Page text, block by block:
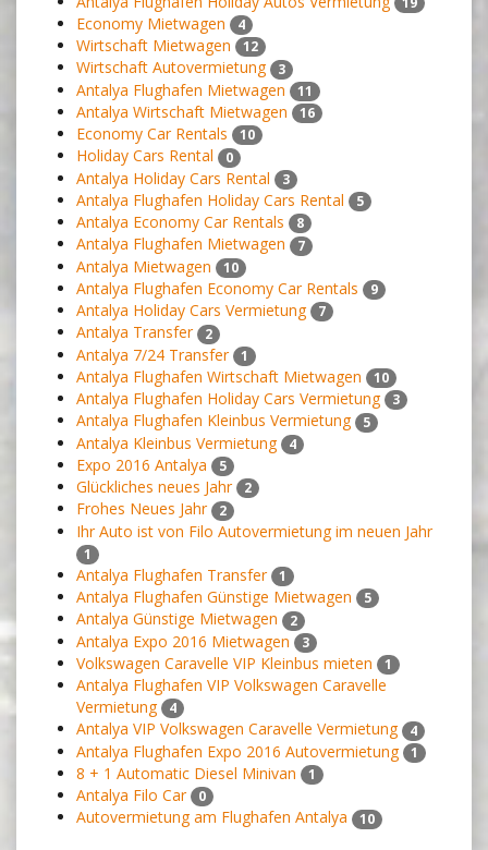
Economy Mietwagen 4
Wirtschaft Mietwagen 12
Wirtschaft Autovermietung 3
Antalya Flughafen Mietwagen 11
Antalya Wirtschaft Mietwagen 16
Economy Car Rentals 10
Holiday Cars Rental 0
Antalya Holiday Cars Rental 3
Antalya Flughafen Holiday Cars Rental 5
Antalya Economy Car Rentals 8
Antalya Flughafen Mietwagen 7
Antalya Mietwagen 10
Antalya Flughafen Economy Car Rentals 9
Antalya Holiday Cars Vermietung 7
Antalya Transfer 2
Antalya 7/24 Transfer 1
Antalya Flughafen Wirtschaft Mietwagen 10
Antalya Flughafen Holiday Cars Vermietung 3
Antalya Flughafen Kleinbus Vermietung 5
Antalya Kleinbus Vermietung 4
Expo 2016 Antalya 5
Glückliches neues Jahr 2
Frohes Neues Jahr 2
Ihr Auto ist von Filo Autovermietung im neuen Jahr
1
Antalya Flughafen Transfer 1
Antalya Flughafen Günstige Mietwagen 5
Antalya Günstige Mietwagen 2
Antalya Expo 2016 Mietwagen 3
Volkswagen Caravelle VIP Kleinbus mieten 1
Antalya Flughafen VIP Volkswagen Caravelle
Vermietung
4
Antalya VIP Volkswagen Caravelle Vermietung 4
Antalya Flughafen Expo 2016 Autovermietung 1
8 + 1 Automatic Diesel Minivan 1
Antalya Filo Car 0
Autovermietung am Flughafen Antalya 10